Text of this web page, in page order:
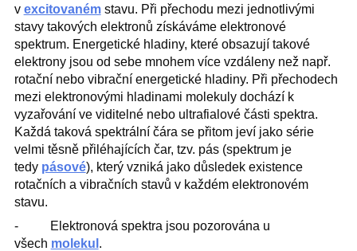
v excitovanémstavu. Při přechodu mezi jednotlivými
stavy takových elektronů získáváme elektronové
spektrum. Energetické hladiny, které obsazují takové
elektrony jsou od sebe mnohem více vzdáleny než např.
rotační nebo vibrační energetické hladiny. Při přechodech
mezi elektronovými hladinami molekuly dochází k
vyzařování ve viditelné nebo ultrafialové části spektra.
Každá taková spektrální čára se přitom jeví jako série
velmi těsně přiléhajících čar, tzv. pás (spektrum je
tedy pásové), který vzniká jako důsledek existence
rotačních a vibračních stavů v každém elektronovém
stavu.
‐ Elektronová spektra jsou pozorována u
všech molekul .